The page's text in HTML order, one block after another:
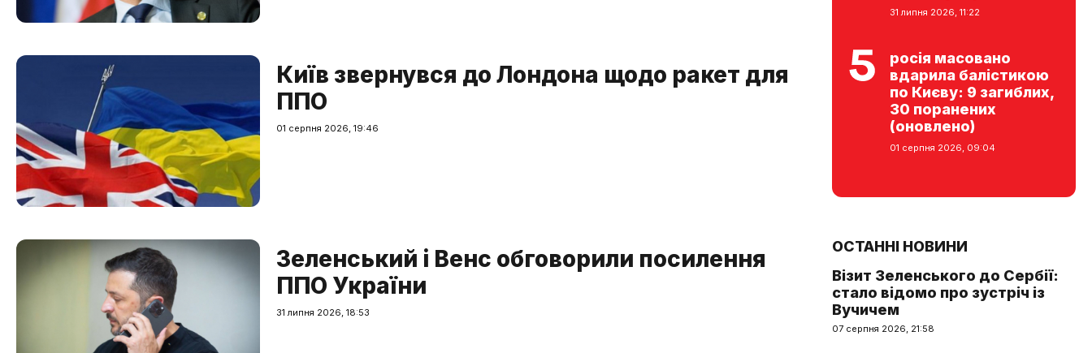
Київ звернувся до Лондона щодо ракет для
ППО
01 серпня 2026, 19:46
Зеленський і Венс обговорили посилення
ППО України
31 липня 2026, 18:53
31 липня 2026, 11:22
росія масовано
вдарила балістикою
по Києву: 9 загиблих,
30 поранених
(оновлено)
01 серпня 2026, 09:04
ОСТАННІ НОВИНИ
Візит Зеленського до Сербії:
стало відомо про зустріч із
Вучичем
07 серпня 2026, 21:58